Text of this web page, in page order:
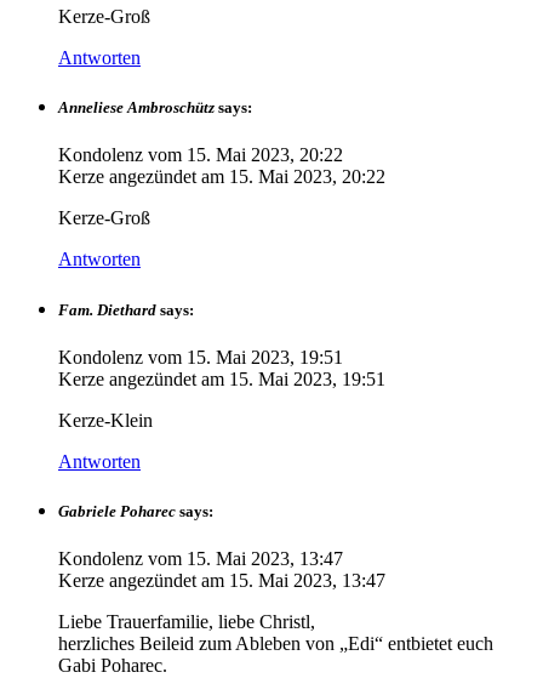
Kerze-Groß
Antworten
Anneliese Ambroschütz says:
Kondolenz vom 15. Mai 2023, 20:22
Kerze angezündet am 15. Mai 2023, 20:22
Kerze-Groß
Antworten
Fam. Diethard says:
Kondolenz vom 15. Mai 2023, 19:51
Kerze angezündet am 15. Mai 2023, 19:51
Kerze-Klein
Antworten
Gabriele Poharec says:
Kondolenz vom 15. Mai 2023, 13:47
Kerze angezündet am 15. Mai 2023, 13:47
Liebe Trauerfamilie, liebe Christl,
herzliches Beileid zum Ableben von „Edi“ entbietet euch
Gabi Poharec.